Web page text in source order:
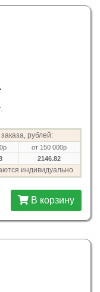
рублей:
от 150 000р
2146.82
индивидуально
В корзину